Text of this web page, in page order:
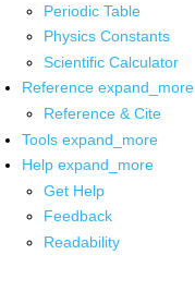
Periodic Table
Physics Constants
Scientific Calculator
Reference expand_more
Reference & Cite
Tools expand_more
Help expand_more
Get Help
Feedback
Readability